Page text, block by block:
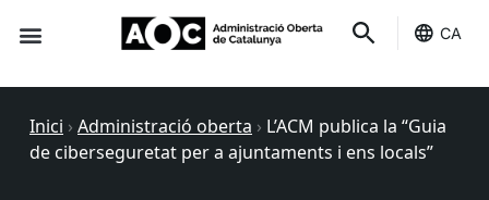
CA
Inici › Administració oberta › L’ACM publica la “Guia
de ciberseguretat per a ajuntaments i ens locals”